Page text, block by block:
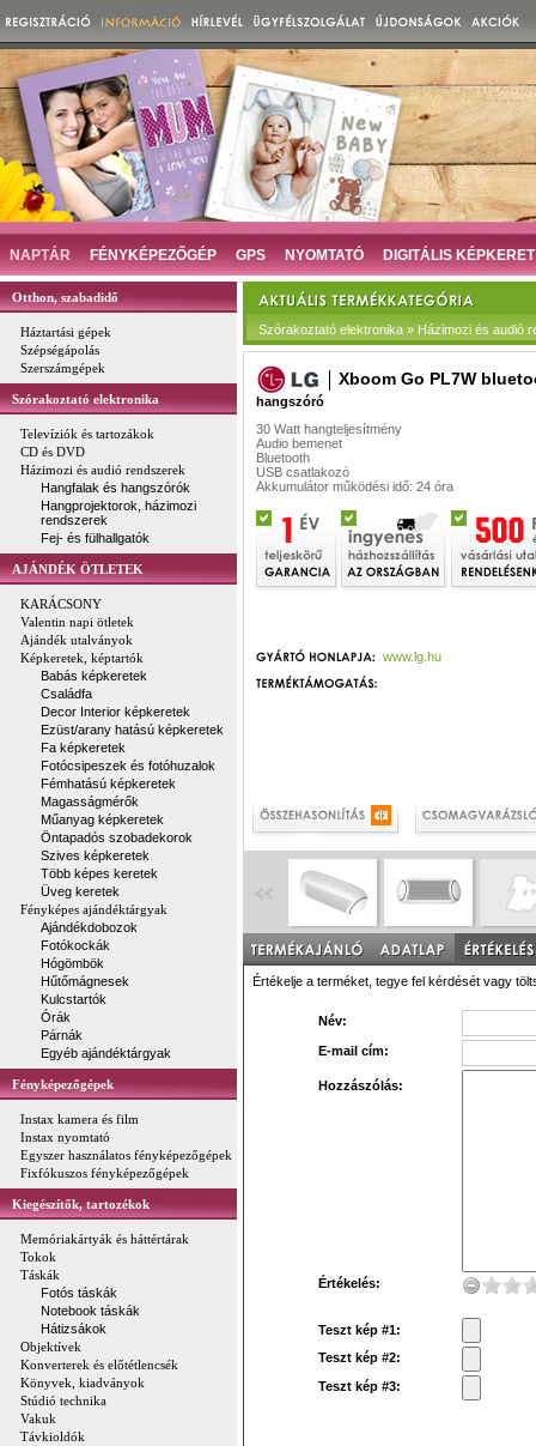
NAPTÁR FÉNYKÉPEZŐGÉP GPS NYOMTATÓ DIGITÁLIS KÉPKERET
Otthon, szabadidő
Háztartási gépek
Szépségápolás
Szerszámgépek
Szórakoztató elektronika
Televíziók és tartozákok
CD és DVD
Házimozi és audió rendszerek
Hangfalak és hangszórók
Hangprojektorok, házimozi
rendszerek
Fej- és fülhallgatók
AJÁNDÉK ÖTLETEK
KARÁCSONY
Valentin napi ötletek
Ajándék utalványok
Képkeretek, képtartók
Babás képkeretek
Családfa
Decor Interior képkeretek
Ezüst/arany hatású képkeretek
Fa képkeretek
Fotócsipeszek és fotóhuzalok
Fémhatású képkeretek
Magasságmérők
Műanyag képkeretek
Öntapadós szobadekorok
Szives képkeretek
Több képes keretek
Üveg keretek
Fényképes ajándéktárgyak
Ajándékdobozok
Fotókockák
Hógömbök
Hűtőmágnesek
Kulcstartók
Órák
Párnák
Egyéb ajándéktárgyak
Fényképezőgépek
Instax kamera és film
Instax nyomtató
Egyszer használatos fényképezőgépek
Fixfókuszos fényképezőgépek
Kiegészítők, tartozékok
Memóriakártyák és háttértárak
Tokok
Táskák
Fotós táskák
Notebook táskák
Hátizsákok
Objektívek
Konverterek és előtétlencsék
Könyvek, kiadványok
Stúdió technika
Vakuk
Távkioldók
Szórakoztató elektronika » Házimozi és audió
Xboom Go PL7W
hangszóró
30 Watt hangteljesítmény
Audio bemenet
Bluetooth
USB csatlakozó
Akkumulátor működési idő: 24 óra
www.lg.hu
Értékelje a terméket, tegye fel kérdését vagy
Név:
E-mail cím:
Hozzászólás:
Értékelés:
Teszt kép #1:
Teszt kép #2:
Teszt kép #3: